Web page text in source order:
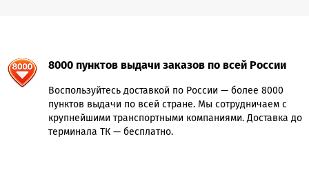
8000 пунктов выдачи заказов по всей России
Воспользуйтесь доставкой по России — более 8000
пунктов выдачи по всей стране. Мы сотрудничаем с
крупнейшими транспортными компаниями. Доставка до
терминала ТК — бесплатно.